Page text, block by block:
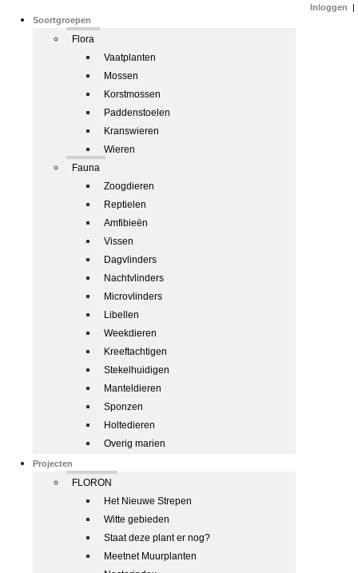
Soortgroepen
Flora
Vaatplanten
Mossen
Korstmossen
Paddenstoelen
Kranswieren
Wieren
Fauna
Zoogdieren
Reptielen
Amfibieën
Vissen
Dagvlinders
Nachtvlinders
Microvlinders
Libellen
Weekdieren
Kreeftachtigen
Stekelhuidigen
Manteldieren
Sponzen
Holtedieren
Overig marien
Projecten
FLORON
Het Nieuwe Strepen
Witte gebieden
Staat deze plant er nog?
Meetnet Muurplanten
Inloggen |